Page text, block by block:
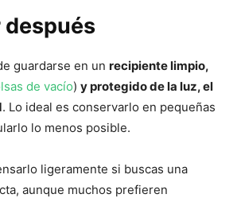
después
guardarse en un recipiente limpio,
de vacío) y protegido de la luz, el
. Lo ideal es conservarlo en pequeñas
lo menos posible.
ligeramente si buscas una
aunque muchos prefieren